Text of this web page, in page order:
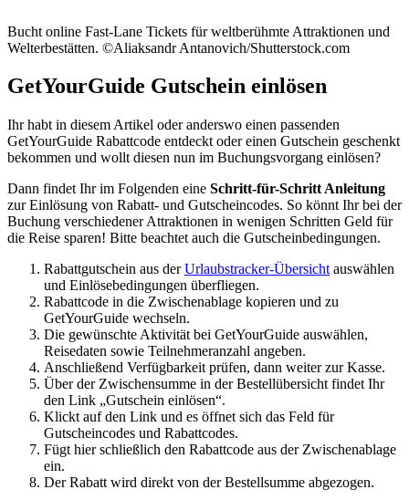
Bucht online Fast-Lane Tickets für weltberühmte Attraktionen und
Welterbestätten. ©Aliaksandr Antanovich/Shutterstock.com
GetYourGuide Gutschein einlösen
Ihr habt in diesem Artikel oder anderswo einen passenden
GetYourGuide Rabattcode entdeckt oder einen Gutschein geschenkt
bekommen und wollt diesen nun im Buchungsvorgang einlösen?
Dann findet Ihr im Folgenden eine Schritt-für-Schritt Anleitung
zur Einlösung von Rabatt- und Gutscheincodes. So könnt Ihr bei der
Buchung verschiedener Attraktionen in wenigen Schritten Geld für
die Reise sparen! Bitte beachtet auch die Gutscheinbedingungen.
Rabattgutschein aus derUrlaubstracker-Übersicht auswählen
und Einlösebedingungen überfliegen.
Rabattcode in die Zwischenablage kopieren und zu
GetYourGuide wechseln.
Die gewünschte Aktivität bei GetYourGuide auswählen,
Reisedaten sowie Teilnehmeranzahl angeben.
Anschließend Verfügbarkeit prüfen, dann weiter zur Kasse.
Über der Zwischensumme in der Bestellübersicht findet Ihr
den Link „Gutschein einlösen“.
Klickt auf den Link und es öffnet sich das Feld für
Gutscheincodes und Rabattcodes.
Fügt hier schließlich den Rabattcode aus der Zwischenablage
ein.
Der Rabatt wird direkt von der Bestellsumme abgezogen.